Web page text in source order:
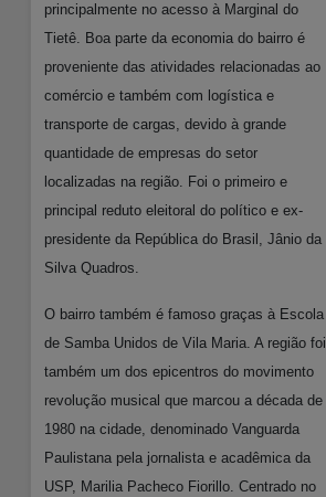
principalmente no acesso à Marginal do
Tietê. Boa parte da economia do bairro é
proveniente das atividades relacionadas ao
comércio e também com logística e
transporte de cargas, devido à grande
quantidade de empresas do setor
localizadas na região. Foi o primeiro e
principal reduto eleitoral do político e ex-
presidente da República do Brasil, Jânio da
Silva Quadros.
O bairro também é famoso graças à Escola
de Samba Unidos de Vila Maria. A região foi
também um dos epicentros do movimento
revolução musical que marcou a década de
1980 na cidade, denominado Vanguarda
Paulistana pela jornalista e acadêmica da
USP, Marilia Pacheco Fiorillo. Centrado no